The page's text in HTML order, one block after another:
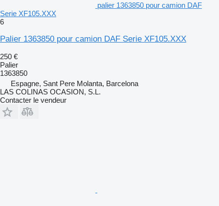
palier 1363850 pour camion DAF
Serie XF105.XXX
6
Palier 1363850 pour camion DAF Serie XF105.XXX
250 €
Palier
1363850
Espagne, Sant Pere Molanta, Barcelona
LAS COLINAS OCASION, S.L.
Contacter le vendeur